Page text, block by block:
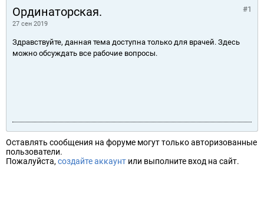
Ординаторская.
27 сен 2019
#1
Здравствуйте, данная тема доступна только для врачей. Здесь
можно обсуждать все рабочие вопросы.
Оставлять сообщения на форуме могут только авторизованные
пользователи.
Пожалуйста, создайте аккаунт или выполните вход на сайт.